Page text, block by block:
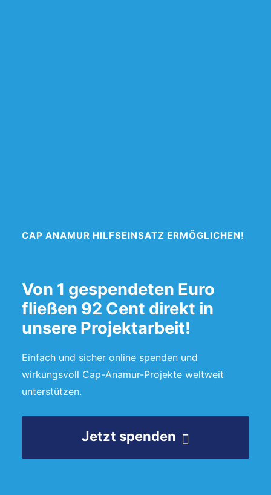
CAP ANAMUR HILFSEINSATZ ERMÖGLICHEN!
Von 1 gespendeten Euro
fließen 92 Cent direkt in
unsere Projektarbeit!
Einfach und sicher online spenden und
wirkungsvoll Cap-Anamur-Projekte weltweit
unterstützen.
Jetzt spenden